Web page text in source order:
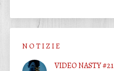
N O T I Z I E
VIDEO NASTY #21